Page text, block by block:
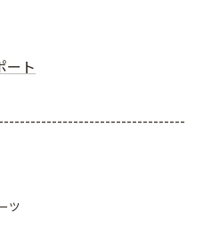
ート
ツ